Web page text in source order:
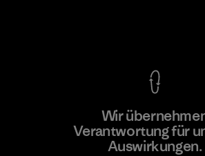
Wir
Verantwortung für
Auswirkungen.